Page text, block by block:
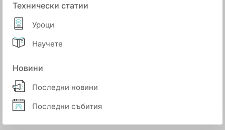
Технически статии
Уроци
Научете
Новини
Последни новини
Последни събития